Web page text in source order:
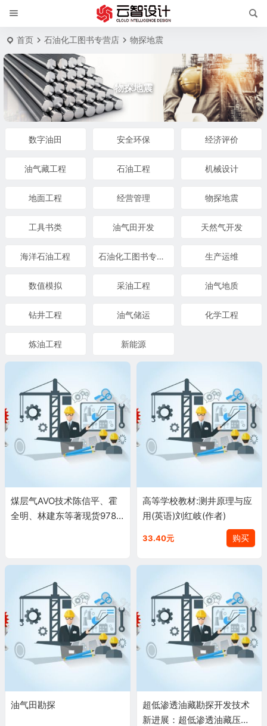
首页 石油化工图书专营店 物探地震
物探地震
数字油田 安全环保 经济评价
油气藏工程 石油工程 机械设计
地面工程 经营管理 物探地震
工具书类 油气田开发 天然气开发
海洋石油工程 石油化工图书专营店 生产运维
数值模拟 采油工程 油气地质
钻井工程 油气储运 化学工程
炼油工程 新能源
煤层气AVO技术陈信平、霍
全明、林建东等著现货9787
高等学校教材:测井原理与应
用(英语)刘红岐(作者)
33.40元 购买
油气田勘探
超低渗透油藏勘探开发技术
新进展：超低渗透油藏压裂